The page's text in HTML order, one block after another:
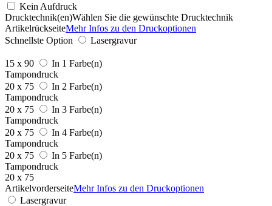
Kein Aufdruck
Drucktechnik(en)Wählen Sie die gewünschte Drucktechnik
ArtikelrückseiteMehr Infos zu den Druckoptionen
Schnellste Option
Lasergravur
15 x 90
In 1 Farbe(n)
Tampondruck
20 x 75
In 2 Farbe(n)
Tampondruck
20 x 75
In 3 Farbe(n)
Tampondruck
20 x 75
In 4 Farbe(n)
Tampondruck
20 x 75
In 5 Farbe(n)
Tampondruck
20 x 75
ArtikelvorderseiteMehr Infos zu den Druckoptionen
Lasergravur